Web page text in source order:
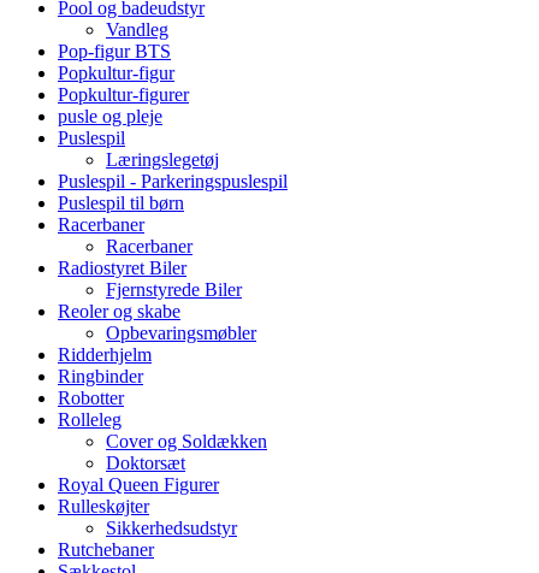
Pool og badeudstyr
Vandleg
Pop-figur BTS
Popkultur-figur
Popkultur-figurer
pusle og pleje
Puslespil
Læringslegetøj
Puslespil - Parkeringspuslespil
Puslespil til børn
Racerbaner
Racerbaner
Radiostyret Biler
Fjernstyrede Biler
Reoler og skabe
Opbevaringsmøbler
Ridderhjelm
Ringbinder
Robotter
Rolleleg
Cover og Soldækken
Doktorsæt
Royal Queen Figurer
Rulleskøjter
Sikkerhedsudstyr
Rutchebaner